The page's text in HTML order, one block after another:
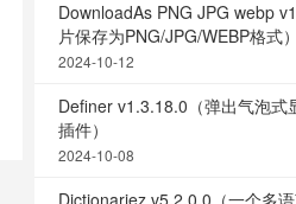
DownloadAs PNG JPG webp
片保存为PNG/JPG/WEBP格式）
2024-10-12
Definer v1.3.18.0（弹出气泡式
插件）
2024-10-08
Dictionariez v5.2.0.0（一个多语